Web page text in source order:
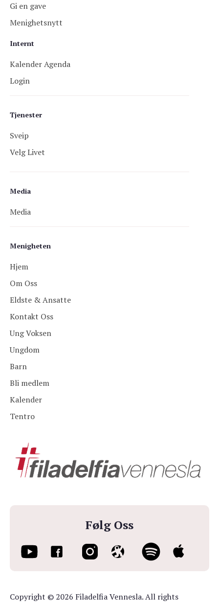
Følg Oss
Menigheten
Hjem
Om Oss
Eldste & Ansatte
Kontakt Oss
Ung Voksen
Ungdom
Barn
Bli medlem
Kalender
Tentro
Tjenester
Sveip
Velg Livet
Media
Media
Gi en gave
Menighetsnytt
Internt
Kalender Agenda
Login
Copyright © 2026 Filadelfia Vennesla. All rights